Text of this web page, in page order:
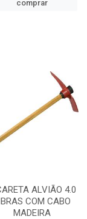
comprar
ALVIÃO 4.0
COM CABO
MADEIRA